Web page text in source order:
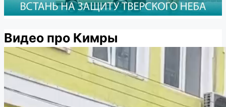
Видео про Кимры